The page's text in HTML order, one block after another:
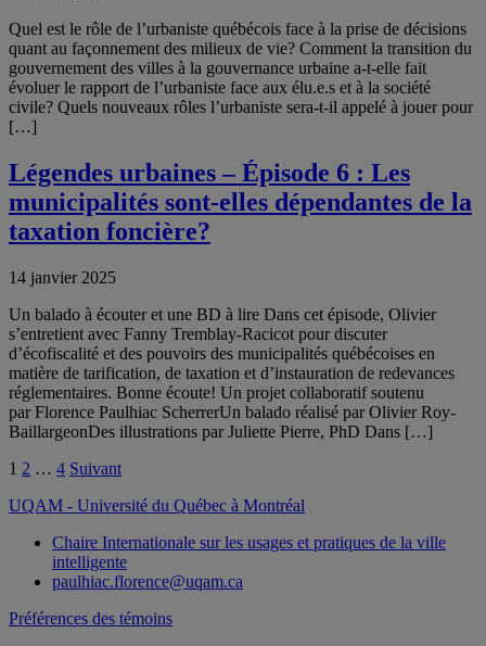
Quel est le rôle de l’urbaniste québécois face à la prise de décisions
quant au façonnement des milieux de vie? Comment la transition du
gouvernement des villes à la gouvernance urbaine a-t-elle fait
évoluer le rapport de l’urbaniste face aux élu.e.s et à la société
civile? Quels nouveaux rôles l’urbaniste sera-t-il appelé à jouer pour
[…]
Légendes urbaines – Épisode 6 : Les
municipalités sont-elles dépendantes de la
taxation foncière?
14 janvier 2025
Un balado à écouter et une BD à lire Dans cet épisode, Olivier
s’entretient avec Fanny Tremblay-Racicot pour discuter
d’écofiscalité et des pouvoirs des municipalités québécoises en
matière de tarification, de taxation et d’instauration de redevances
réglementaires. Bonne écoute! Un projet collaboratif soutenu
par Florence Paulhiac ScherrerUn balado réalisé par Olivier Roy-
BaillargeonDes illustrations par Juliette Pierre, PhD Dans […]
Pagination
des
publications
1 2 … 4 Suivant
UQAM - Université du Québec à Montréal
Chaire Internationale sur les usages et pratiques de la ville
intelligente
paulhiac.florence@uqam.ca
Préférences des témoins